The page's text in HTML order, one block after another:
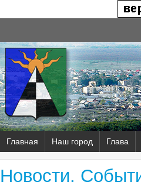
Главная Наш город Глава
Новости.